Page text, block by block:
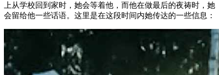
上从学校回到家时，她会等着他，而他在做最后的夜祷时，她
会留给他一些话语。这里是在这段时间内她传达的一些信息：